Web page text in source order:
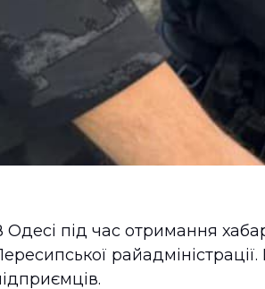
Одесі під час отримання